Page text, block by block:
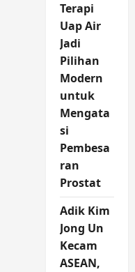
Terapi
Uap Air
Jadi
Pilihan
Modern
untuk
Mengata
si
Pembesa
ran
Prostat
Adik Kim
Jong Un
Kecam
ASEAN,